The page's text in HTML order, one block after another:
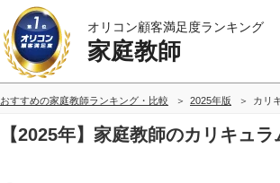
オリコン顧客満足度ランキング
家庭教師
おすすめの家庭教師ランキング・比較 2025年版 カリ
【2025年】家庭教師のカリキュ